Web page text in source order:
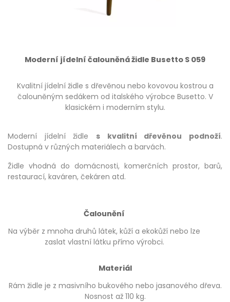
Moderní jídelní čalouněná židle Busetto S 059
Kvalitní jídelní židle s dřevěnou nebo kovovou kostrou a
čalouněným sedákem od italského výrobce Busetto. V
klasickém i moderním stylu.
Moderní jídelní židle s kvalitní dřevěnou podnoží.
Dostupná v různých materiálech a barvách.
Židle vhodná do domácnosti, komerčních prostor, barů,
restaurací, kaváren, čekáren atd.
Čalounění
Na výběr z mnoha druhů látek, kůží a ekokůží nebo lze
zaslat vlastní látku přímo výrobci.
Materiál
Rám židle je z masivního bukového nebo jasanového dřeva.
Nosnost až 110 kg.